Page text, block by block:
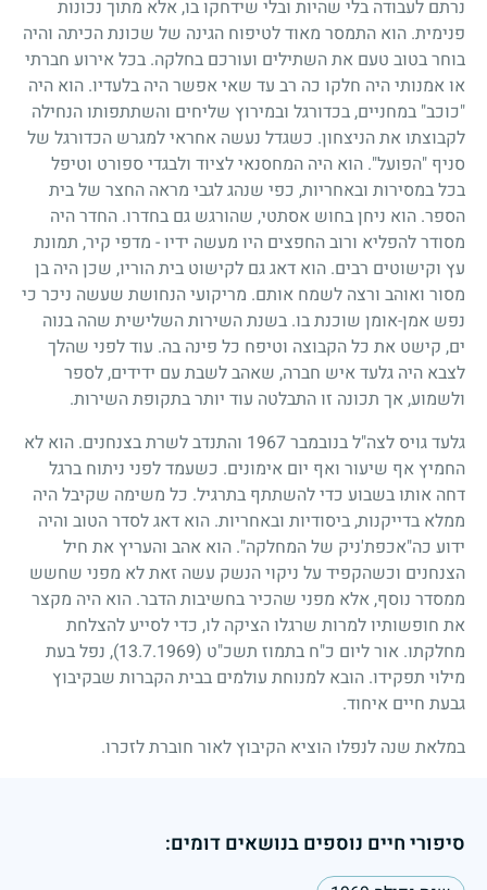
נרתם לעבודה בלי שהיות ובלי שידחקו בו, אלא מתוך נכונות
פנימית. הוא התמסר מאוד לטיפוח הגינה של שכונת הכיתה והיה
בוחר בטוב טעם את השתילים ועורכם בחלקה. בכל אירוע חברתי
או אמנותי היה חלקו כה רב עד שאי אפשר היה בלעדיו. הוא היה
"כוכב" במחניים, בכדורגל ובמירוץ שליחים והשתתפותו הנחילה
לקבוצתו את הניצחון. כשגדל נעשה אחראי למגרש הכדורגל של
סניף "הפועל". הוא היה המחסנאי לציוד ולבגדי ספורט וטיפל
בכל במסירות ובאחריות, כפי שנהג לגבי מראה החצר של בית
הספר. הוא ניחן בחוש אסתטי, שהורגש גם בחדרו. החדר היה
מסודר להפליא ורוב החפצים היו מעשה ידיו - מדפי קיר, תמונת
עץ וקישוטים רבים. הוא דאג גם לקישוט בית הוריו, שכן היה בן
מסור ואוהב ורצה לשמח אותם. מריקועי הנחושת שעשה ניכר כי
נפש אמן-אומן שוכנת בו. בשנת השירות השלישית שהה בנוה
ים, קישט את כל הקבוצה וטיפח כל פינה בה. עוד לפני שהלך
לצבא היה גלעד איש חברה, שאהב לשבת עם ידידים, לספר
ולשמוע, אך תכונה זו התבלטה עוד יותר בתקופת השירות.
גלעד גויס לצה"ל בנובמבר1967 והתנדב לשרת בצנחנים. הוא לא
החמיץ אף שיעור ואף יום אימונים. כשעמד לפני ניתוח ברגל
דחה אותו בשבוע כדי להשתתף בתרגיל. כל משימה שקיבל היה
ממלא בדייקנות, ביסודיות ובאחריות. הוא דאג לסדר הטוב והיה
ידוע כה"אכפת'ניק של המחלקה". הוא אהב והעריץ את חיל
הצנחנים וכשהקפיד על ניקוי הנשק עשה זאת לא מפני שחשש
ממסדר נוסף, אלא מפני שהכיר בחשיבות הדבר. הוא היה מקצר
את חופשותיו למרות שרגלו הציקה לו, כדי לסייע להצלחת
מחלקתו. אור ליום כ"ח בתמוז תשכ"ט (13.7.1969), נפל בעת
מילוי תפקידו. הובא למנוחת עולמים בבית הקברות שבקיבוץ
גבעת חיים איחוד.
במלאת שנה לנפלו הוציא הקיבוץ לאור חוברת לזכרו.
סיפורי חיים נוספים בנושאים דומים: